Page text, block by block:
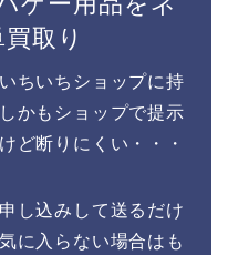
取り
ちいちショップに持
かもショップで提示
ど断りにくい・・・
し込みして送るだけ
に入らない場合はも